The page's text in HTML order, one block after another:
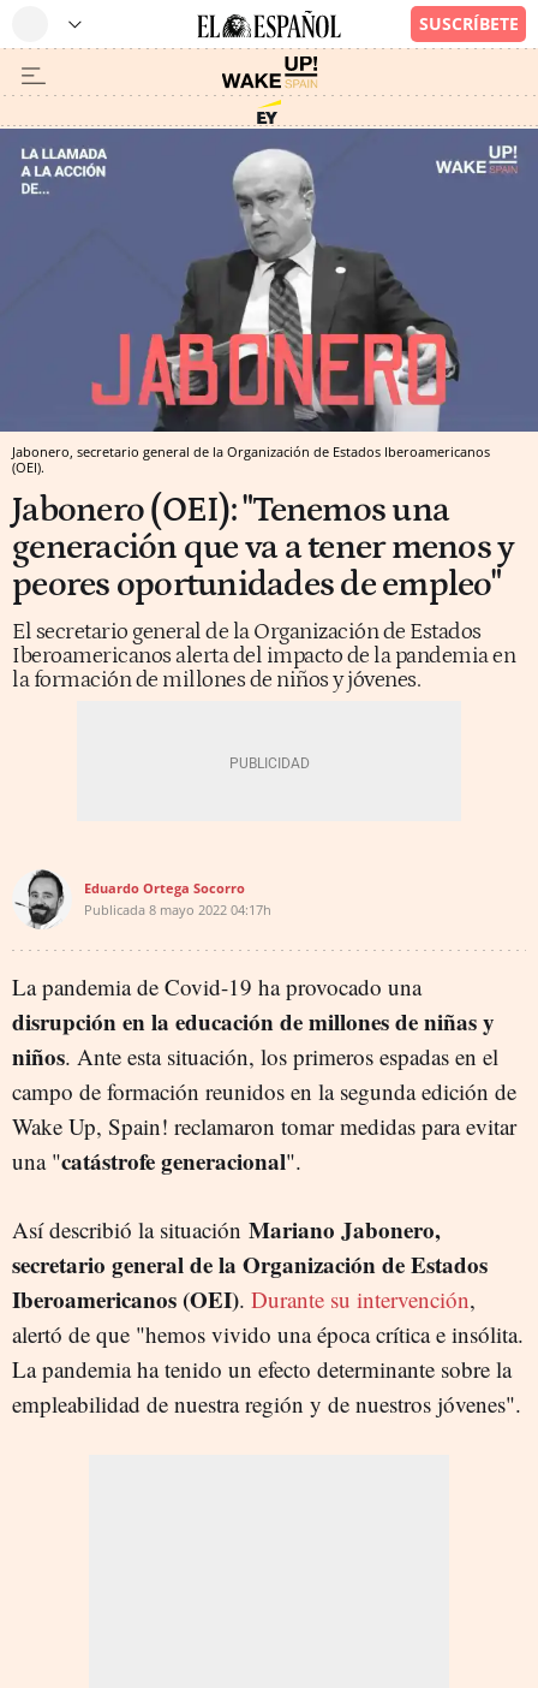
Jabonero, secretario general de la Organización de Estados Iberoamericanos
(OEI).
Jabonero (OEI): "Tenemos una
generación que va a tener menos y
peores oportunidades de empleo"
El secretario general de la Organización de Estados
Iberoamericanos alerta del impacto de la pandemia en
la formación de millones de niños y jóvenes.
Eduardo Ortega Socorro
Publicada 8 mayo 2022 04:17h
La pandemia de Covid-19 ha provocado una
disrupción en la educación de millones de niñas y
niños. Ante esta situación, los primeros espadas en el
campo de formación reunidos en la segunda edición de
Wake Up, Spain! reclamaron tomar medidas para evitar
una "catástrofe generacional".
Así describió la situación Mariano Jabonero,
secretario general de la Organización de Estados
Iberoamericanos (OEI). Durante su intervención,
alertó de que "hemos vivido una época crítica e insólita.
La pandemia ha tenido un efecto determinante sobre la
empleabilidad de nuestra región y de nuestros jóvenes".